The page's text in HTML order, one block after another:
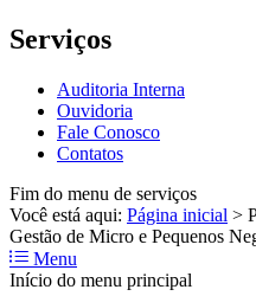
Serviços
Auditoria Interna
Ouvidoria
Fale Conosco
Contatos
Fim do menu de serviços
Você está aqui: Página inicial >
Gestão de Micro e Pequenos
Menu
Início do menu principal